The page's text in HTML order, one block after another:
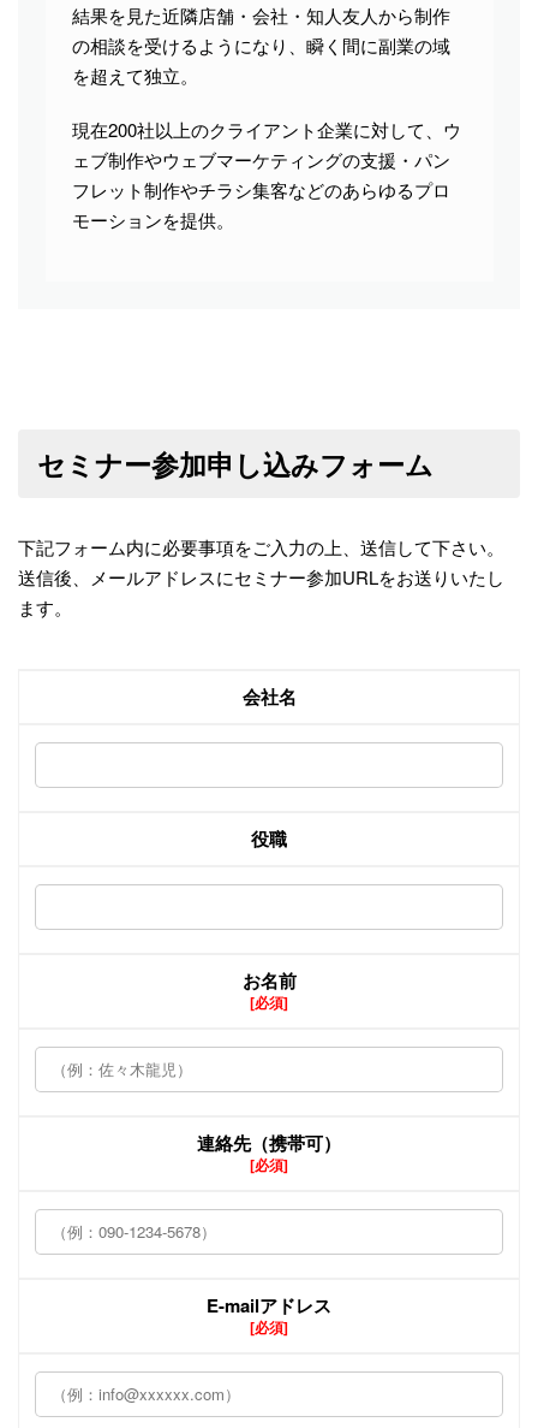
結果を見た近隣店舗・会社・知人友人から制作
の相談を受けるようになり、瞬く間に副業の域
を超えて独立。
現在200社以上のクライアント企業に対して、ウ
ェブ制作やウェブマーケティングの支援・パン
フレット制作やチラシ集客などのあらゆるプロ
モーションを提供。
セミナー参加申し込みフォーム
下記フォーム内に必要事項をご入力の上、送信して下さい。
送信後、メールアドレスにセミナー参加URLをお送りいたし
ます。
会社名
役職
お名前
[必須]
連絡先（携帯可）
[必須]
E-mailアドレス
[必須]